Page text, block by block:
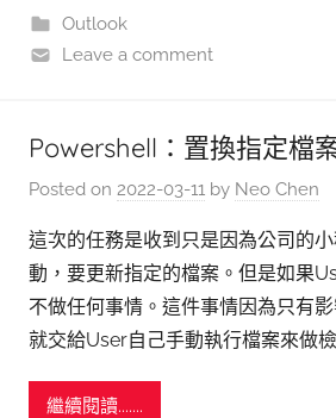
Outlook
Leave a comment
Powershell：置換指定檔
Posted on 2022-03-11 by Neo Chen
這次的任務是收到只是因為公司的
動，要更新指定的檔案。但是如果
不做任何事情。這件事情因為只有
就交給User自己手動執行檔案來做
繼續閱讀.......